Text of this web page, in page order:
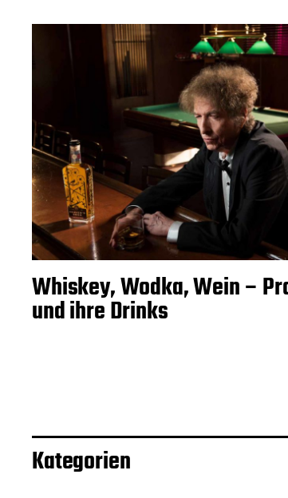
Whiskey, Wodka, Wein –
und ihre Drinks
Kategorien